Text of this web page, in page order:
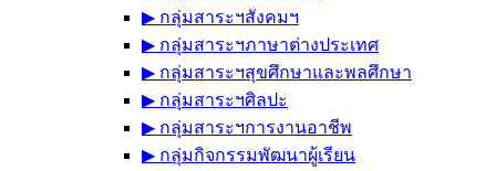
▶︎ กลุ่มสาระฯสังคมฯ
▶︎ กลุ่มสาระฯภาษาต่างประเทศ
▶︎ กลุ่มสาระฯสุขศึกษาและพลศึกษา
▶︎ กลุ่มสาระฯศิลปะ
▶︎ กลุ่มสาระฯการงานอาชีพ
▶︎ กลุ่มกิจกรรมพัฒนาผู้เรียน